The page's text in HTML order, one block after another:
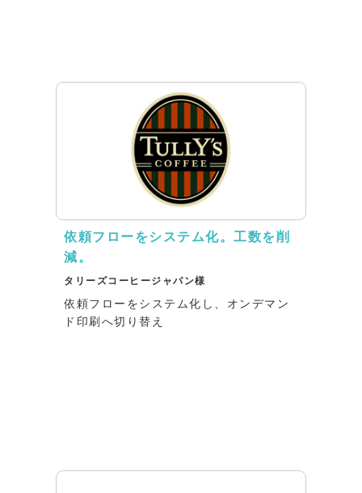
依頼フローをシステム化。工数を削
減。
タリーズコーヒージャパン様
依頼フローをシステム化し、オンデマン
ド印刷へ切り替え